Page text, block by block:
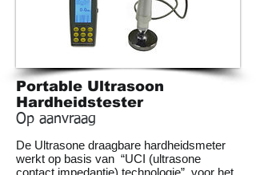
Portable Ultrasoon
Hardheidstester
Op aanvraag
De Ultrasone draagbare hardheidsmeter
werkt op basis van “UCI (ultrasone